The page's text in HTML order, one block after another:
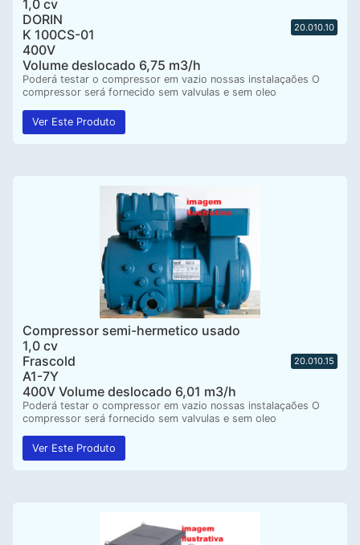
1,0 cv
DORIN
K 100CS-01
400V
Volume deslocado 6,75 m3/h
20.010.10
Poderá testar o compressor em vazio nossas instalaçaões O
compressor será fornecido sem valvulas e sem oleo
Ver Este Produto
Compressor semi-hermetico usado
1,0 cv
Frascold
A1-7Y
400V Volume deslocado 6,01 m3/h
20.010.15
Poderá testar o compressor em vazio nossas instalaçaões O
compressor será fornecido sem valvulas e sem oleo
Ver Este Produto